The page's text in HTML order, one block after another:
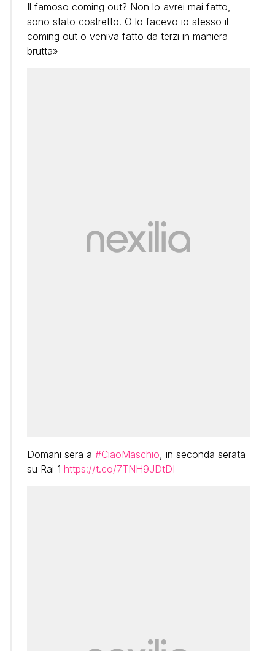
Il famoso coming out? Non lo avrei mai fatto,
sono stato costretto. O lo facevo io stesso il
coming out o veniva fatto da terzi in maniera
brutta»
Domani sera a #CiaoMaschio, in seconda serata
su Rai 1 https://t.co/7TNH9JDtDI